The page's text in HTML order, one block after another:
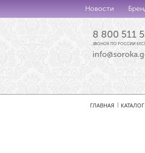
Новости
8 800 511
ЗВОНОК ПО РОССИИ
ГЛАВНАЯ КАТАЛОГ